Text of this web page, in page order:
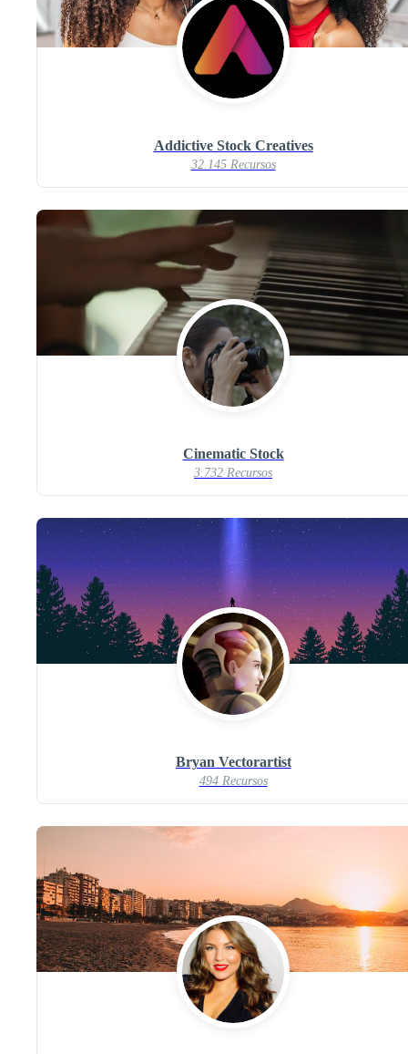
Addictive Stock Creatives
32.145 Recursos
Cinematic Stock
3.732 Recursos
Bryan Vectorartist
494 Recursos